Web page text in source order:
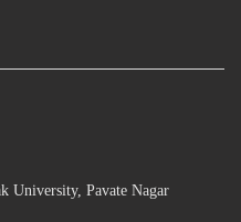
University, Pavate Nagar